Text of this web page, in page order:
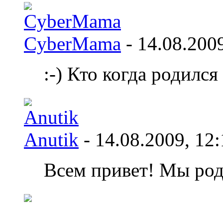
CyberMama -
:-) Кто когда родился
Anutik - 14.08.2009,
Всем привет! Мы